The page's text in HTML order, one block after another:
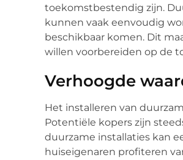
toekomstbestendig zijn.
kunnen vaak eenvoudig
beschikbaar komen. Dit
willen voorbereiden op de
Verhoogde
Het installeren van
Potentiële kopers zijn
duurzame installaties kan
huiseigenaren profiteren